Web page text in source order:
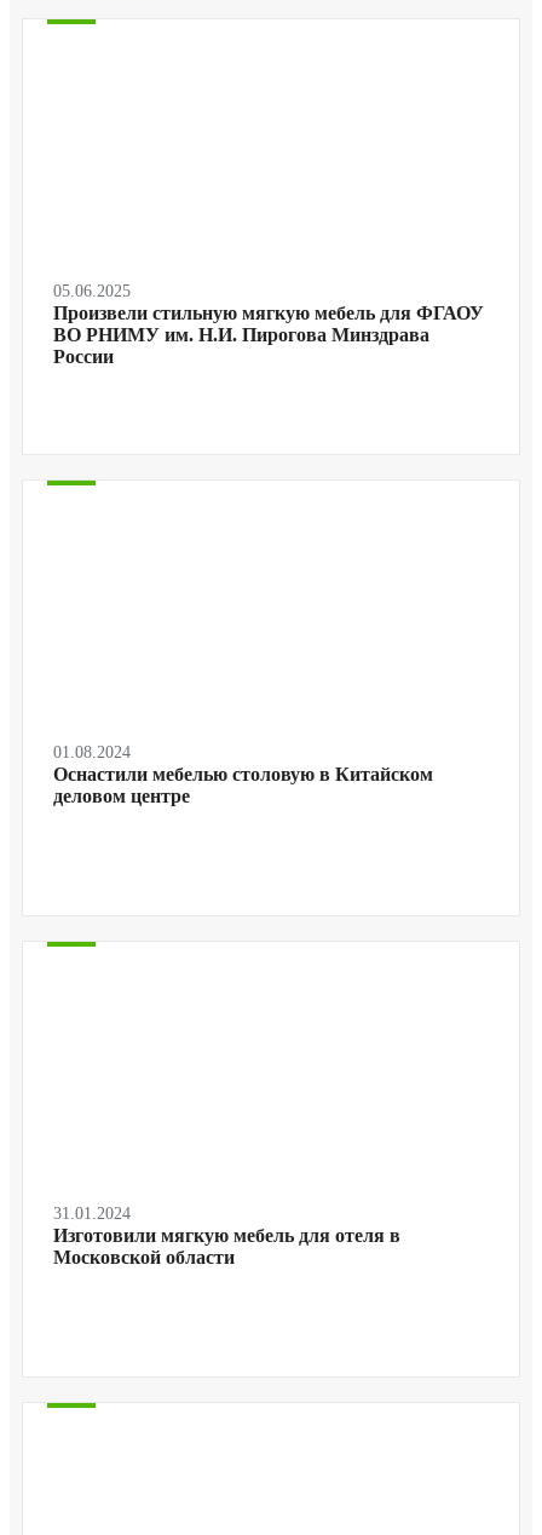
05.06.2025
Произвели стильную мягкую мебель для ФГАОУ
ВО РНИМУ им. Н.И. Пирогова Минздрава
России
01.08.2024
Оснастили мебелью столовую в Китайском
деловом центре
31.01.2024
Изготовили мягкую мебель для отеля в
Московской области